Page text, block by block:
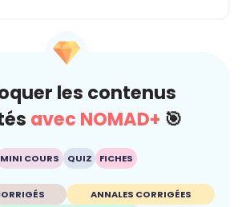
les contenus
avec NOMAD+ 🎯
MINI COURS QUIZ FICHES
ANNALES CORRIGÉES